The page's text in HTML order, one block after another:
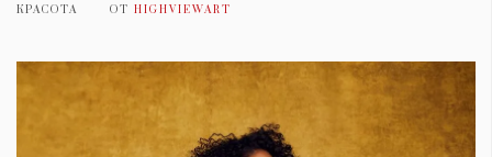
КРАСОТА ОТ HIGHVIEWART